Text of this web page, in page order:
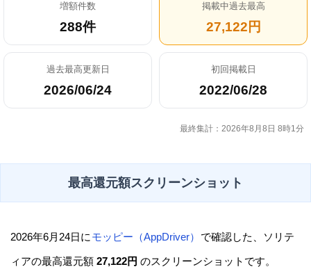
増額件数
288件
掲載中過去最高
27,122円
過去最高更新日
2026/06/24
初回掲載日
2022/06/28
最終集計：2026年8月8日 8時1分
最高還元額スクリーンショット
2026年6月24日に モッピー（AppDriver） で確認した、ソリテ
ィアの最高還元額 27,122円 のスクリーンショットです。